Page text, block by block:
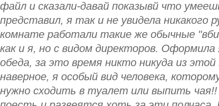
файл и сказали-давай показывй что
представил, я так и не увидела никакого
комнате работали такие же обычные
как и я, но с видом директоров. Оформила
обеда, за это время никто никуда из
наверное, я особый вид человека,
нужно сходить в туалет или выпить